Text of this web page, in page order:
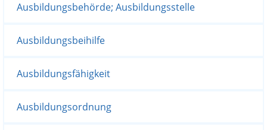
Ausbildungsbehörde; Ausbildungsstelle
Ausbildungsbeihilfe
Ausbildungsfähigkeit
Ausbildungsordnung